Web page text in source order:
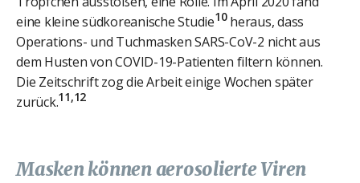
eine kleine südkoreanische Studie10heraus, dass
Operations- und Tuchmasken SARS-CoV-2 nicht aus
dem Husten von COVID-19-Patienten filtern können.
Die Zeitschrift zog die Arbeit einige Wochen später
zurück.11,12
Masken können aerosolierte Viren